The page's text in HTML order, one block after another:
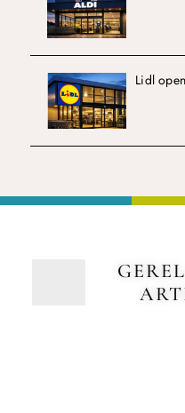
Lidl